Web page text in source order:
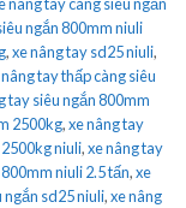
ngắn 800mm niuli
,xe nâng tay sd25 niuli,
tay thấp càng siêu
tay siêu ngắn 800mm
2500kg,xe nâng tay
niuli,xe nâng tay
niuli 2.5 tấn,xe
ngắn sd25 niuli,xe nâng